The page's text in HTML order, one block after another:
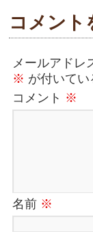
コメント
メールアドレ
※ が付いて
コメント ※
名前 ※